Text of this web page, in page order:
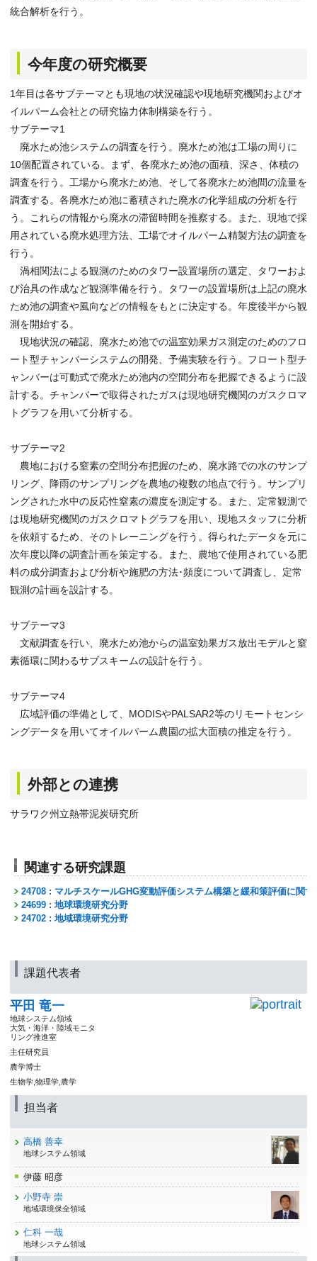
統合解析を行う。
今年度の研究概要
1年目は各サブテーマとも現地の状況確認や現地研究機関およびオ
イルパーム会社との研究協力体制構築を行う。
サブテーマ1
廃水ため池システムの調査を行う。廃水ため池は工場の周りに
10個配置されている。まず、各廃水ため池の面積、深さ、体積の
調査を行う。工場から廃水ため池、そして各廃水ため池間の流量を
調査する。各廃水ため池に蓄積された廃水の化学組成の分析を行
う。これらの情報から廃水の滞留時間を推察する。また、現地で採
用されている廃水処理方法、工場でオイルパーム精製方法の調査を
行う。
渦相関法による観測のためのタワー設置場所の選定、タワーおよ
び治具の作成など観測準備を行う。タワーの設置場所は上記の廃水
ため池の調査や風向などの情報をもとに決定する。年度後半から観
測を開始する。
現地状況の確認、廃水ため池での温室効果ガス測定のためのフロ
ート型チャンバーシステムの開発、予備実験を行う。フロート型チ
ャンバーは可動式で廃水ため池内の空間分布を把握できるように設
計する。チャンバーで取得されたガスは現地研究機関のガスクロマ
トグラフを用いて分析する。
サブテーマ2
農地における窒素の空間分布把握のため、廃水路での水のサンプ
リング、降雨のサンプリングを農地の複数の地点で行う。サンプリ
ングされた水中の反応性窒素の濃度を測定する。また、定常観測で
は現地研究機関のガスクロマトグラフを用い、現地スタッフに分析
を依頼するため、そのトレーニングを行う。得られたデータを元に
次年度以降の調査計画を策定する。また、農地で使用されている肥
料の成分調査および分析や施肥の方法･頻度について調査し、定常
観測の計画を設計する。
サブテーマ3
文献調査を行い、廃水ため池からの温室効果ガス放出モデルと窒
素循環に関わるサブスキームの設計を行う。
サブテーマ4
広域評価の準備として、MODISやPALSAR2等のリモートセンシ
ングデータを用いてオイルパーム農園の拡大面積の推定を行う。
外部との連携
サラワク州立熱帯泥炭研究所
関連する研究課題
24708 : マルチスケールGHG変動評価システム構築と緩和策評価に関す
24699 : 地球環境研究分野
24702 : 地域環境研究分野
課題代表者
平田 竜一
地球システム領域
大気・海洋・陸域モニタ
リング推進室
主任研究員
農学博士
生物学,物理学,農学
担当者
高橋 善幸
地球システム領域
伊藤 昭彦
小野寺 崇
地域環境保全領域
仁科 一哉
地球システム領域